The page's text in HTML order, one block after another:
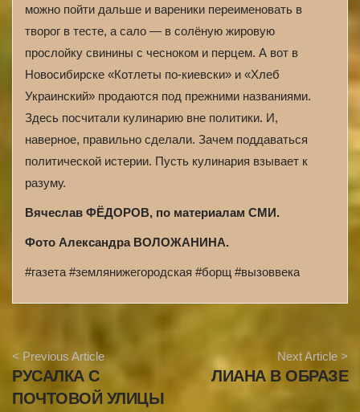
можно пойти дальше и вареники переименовать в
творог в тесте, а сало — в солёную жировую
прослойку свинины с чесноком и перцем. А вот в
Новосибирске «Котлеты по-киевски» и «Хлеб
Украинский» продаются под прежними названиями.
Здесь посчитали кулинарию вне политики. И,
наверное, правильно сделали. Зачем поддаваться
политической истерии. Пусть кулинария взывает к
разуму.
Вячеслав ФЁДОРОВ, по материалам СМИ.
Фото Александра ВОЛОЖАНИНА.
#газета #землянижегородская #борщ #вызоввека
r
i
< Previous Article
РУСАЛКА С
ПОЧТОВОЙ УЛИЦЫ
Next Article >
ЛИАНА В ОБРАЗЕ